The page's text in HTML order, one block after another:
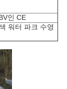
인 CE
워터 파크 수영